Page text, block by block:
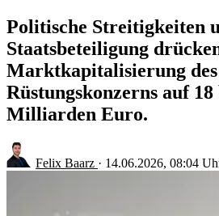
Politische Streitigkeiten
Staatsbeteiligung
Marktkapitalisierung des
Rüstungskonzerns auf 18
Milliarden Euro.
Felix Baarz · 14.06.2026, 08:04